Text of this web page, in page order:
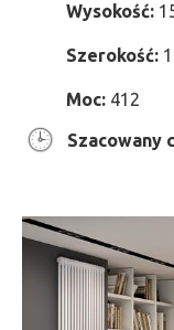
Wysokość:
Szerokość:
Moc: 412
Szacowany